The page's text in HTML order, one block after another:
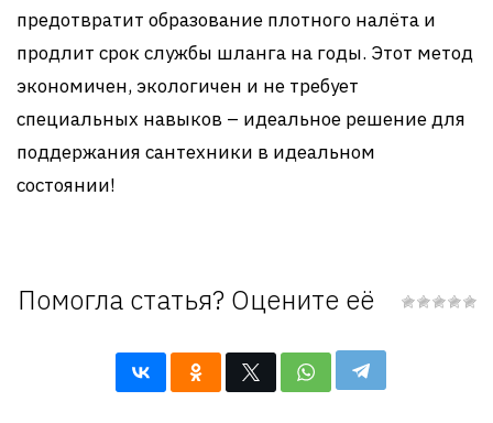
предотвратит образование плотного налёта и
продлит срок службы шланга на годы. Этот метод
экономичен, экологичен и не требует
специальных навыков – идеальное решение для
поддержания сантехники в идеальном
состоянии!
Помогла статья? Оцените её